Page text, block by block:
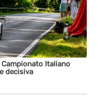
Italiano
decisiva